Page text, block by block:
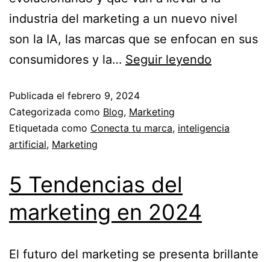
industria del marketing a un nuevo nivel
son la IA, las marcas que se enfocan en sus
consumidores y la… Seguir leyendo
Publicada el febrero 9, 2024
Categorizada como Blog, Marketing
Etiquetada como Conecta tu marca, inteligencia
artificial, Marketing
5 Tendencias del
marketing en 2024
El futuro del marketing se presenta brillante